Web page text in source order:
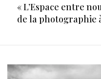
« L’Espace entre
de la photographie